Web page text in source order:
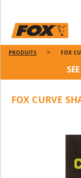
PRODUITS FOX
FOX CURVE